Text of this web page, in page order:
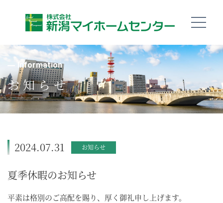
Information
お知らせ
2024.07.31 お知らせ
夏季休暇のお知らせ
平素は格別のご高配を賜り、厚く御礼申し上げます。